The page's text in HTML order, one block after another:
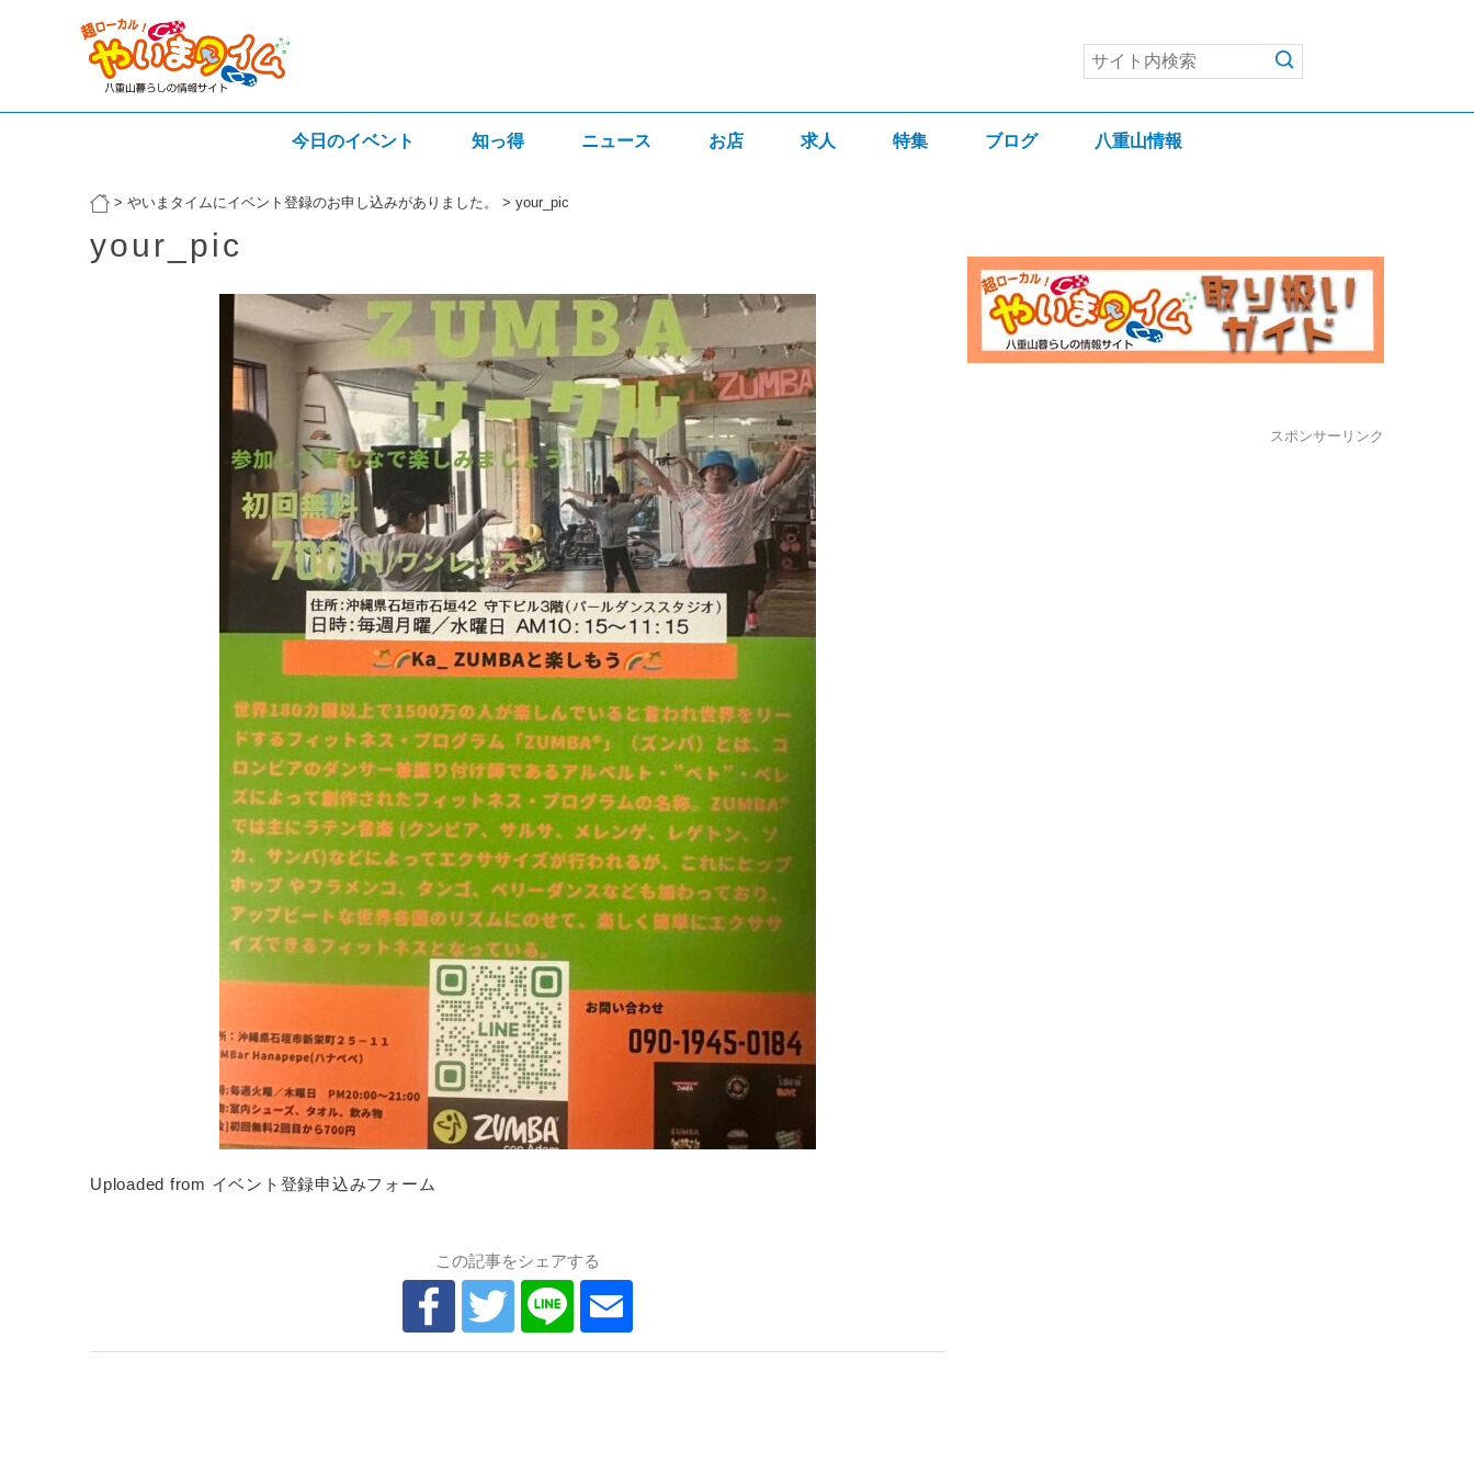
今日のイベント 知っ得 ニュース お店 求人 特集 ブログ 八重山情報
> やいまタイムにイベント登録のお申し込みがありました。 > your_pic
your_pic
Uploaded from イベント登録申込みフォーム
この記事をシェアする
スポンサーリンク